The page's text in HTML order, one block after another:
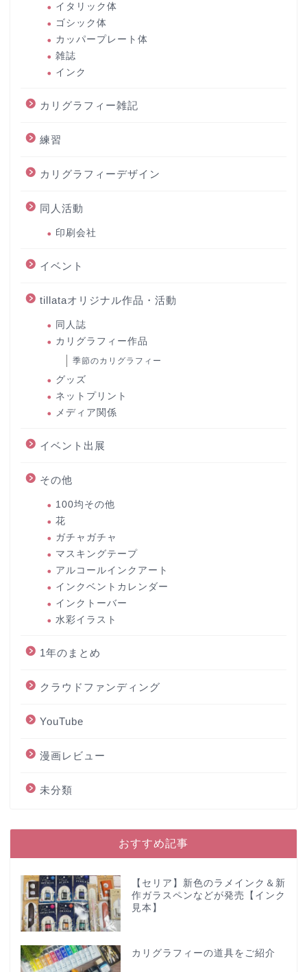
イタリック体
ゴシック体
カッパープレート体
雑誌
インク
カリグラフィー雑記
練習
カリグラフィーデザイン
同人活動
印刷会社
イベント
tillataオリジナル作品・活動
同人誌
カリグラフィー作品
季節のカリグラフィー
グッズ
ネットプリント
メディア関係
イベント出展
その他
100均その他
花
ガチャガチャ
マスキングテープ
アルコールインクアート
インクベントカレンダー
インクトーバー
水彩イラスト
1年のまとめ
クラウドファンディング
YouTube
漫画レビュー
未分類
おすすめ記事
【セリア】新色のラメインク＆新
作ガラスペンなどが発売【インク
見本】
カリグラフィーの道具をご紹介